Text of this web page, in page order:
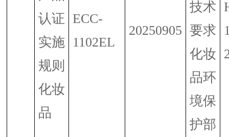
认证
实施
规则
化妆
品
ECC-
1102EL
20250905
技术
要求
化妆
品环
境保
护部